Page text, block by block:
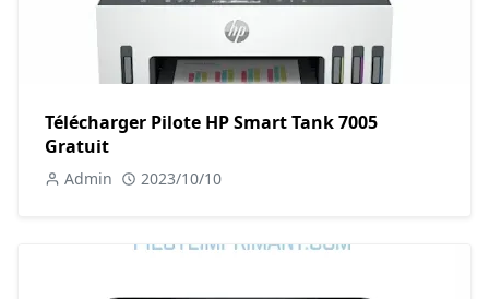
Télécharger Pilote HP Smart Tank 7005
Gratuit
Admin 2023/10/10